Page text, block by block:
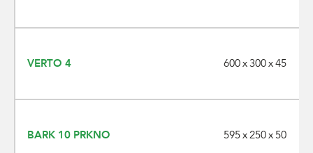
VERTO 4 600 x 300 x 45
BARK 10 PRKNO 595 x 250 x 50